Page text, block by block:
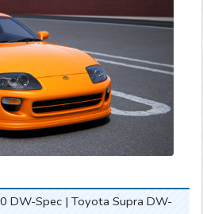
DW-Spec | Toyota Supra DW-